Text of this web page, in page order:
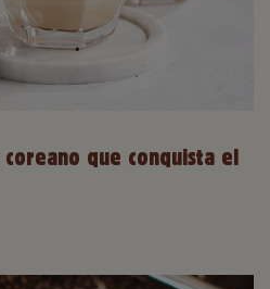
que conquista el